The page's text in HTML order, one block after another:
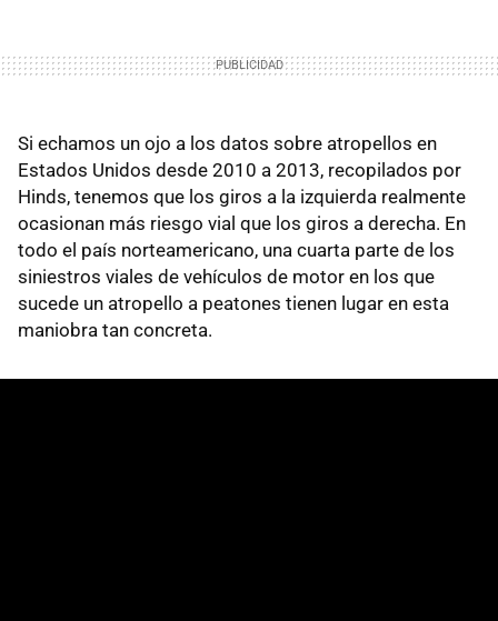
Si echamos un ojo a los datos sobre atropellos en
Estados Unidos desde 2010 a 2013, recopilados por
Hinds, tenemos que los giros a la izquierda realmente
ocasionan más riesgo vial que los giros a derecha. En
todo el país norteamericano, una cuarta parte de los
siniestros viales de vehículos de motor en los que
sucede un atropello a peatones tienen lugar en esta
maniobra tan concreta.